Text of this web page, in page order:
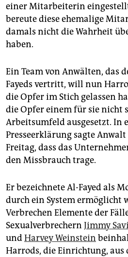
einer Mitarbeiterin
bereute diese ehemalige
damals nicht die Wahrheit
haben.
Ein Team von Anwälten, das
Fayeds vertritt, will nun
die Opfer im Stich gelassen
die Opfer einem für sie nicht
Arbeitsumfeld ausgesetzt. In
Presseerklärung sagte
Freitag, dass das
den Missbrauch trage.
Er bezeichnete Al-Fayed als
durch ein System ermöglicht
Verbrechen Elemente der
Sexualverbrechern Jimmy
undHarvey Weinstein
Harrods, die Einrichtung, aus